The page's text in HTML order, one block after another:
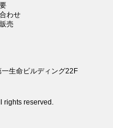
わせ
売
生命ビルディング22F
rights reserved.